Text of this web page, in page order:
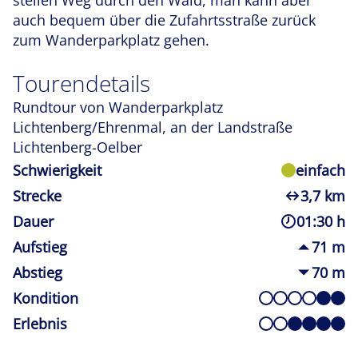
auch bequem über die Zufahrtsstraße zurück
zum Wanderparkplatz gehen.
Tourendetails
Rundtour von Wanderparkplatz
Lichtenberg/Ehrenmal, an der Landstraße
Lichtenberg-Oelber
Schwierigkeit
einfach
Strecke
3,7 km
Dauer
01:30 h
Aufstieg
71 m
Abstieg
70 m
Kondition
Erlebnis